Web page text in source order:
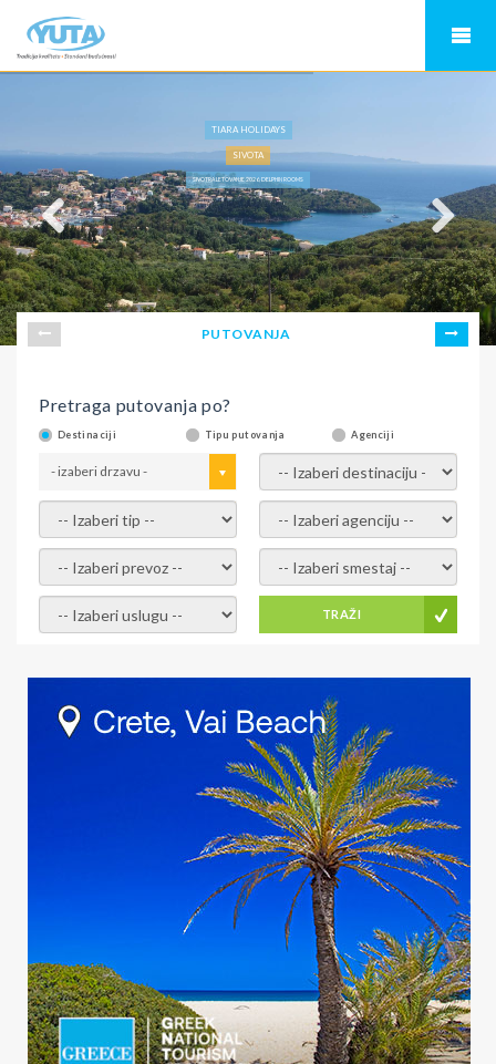
TIARA HOLIDAYS
SIVOTA
SIVOTRA LETOVANJE 2026, DELPHIN ROOMS
PUTOVANJA
Pretraga putovanja po?
Destinaciji Tipu putovanja Agenciji
- izaberi drzavu - - izaberi destinaciju -
- izaberi tip - - izaberi agenciju -
- izaberi prevoz - - Izaberite smestaj -
- Izaberite uslugu - TRAŽI